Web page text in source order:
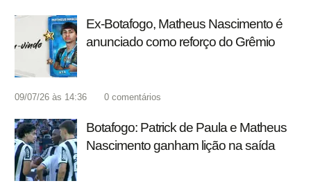
Ex-Botafogo, Matheus Nascimento é
anunciado como reforço do Grêmio
09/07/26 às 14:36 0 comentários
Botafogo: Patrick de Paula e Matheus
Nascimento ganham lição na saída